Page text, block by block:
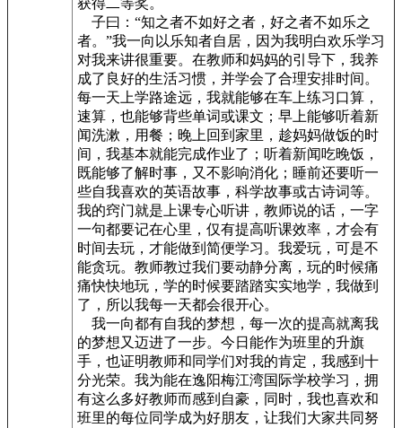
获得二等奖。
子曰：“知之者不如好之者，好之者不如乐之
者。”我一向以乐知者自居，因为我明白欢乐学习
对我来讲很重要。在教师和妈妈的引导下，我养
成了良好的生活习惯，并学会了合理安排时间。
每一天上学路途远，我就能够在车上练习口算，
速算，也能够背些单词或课文；早上能够听着新
闻洗漱，用餐；晚上回到家里，趁妈妈做饭的时
间，我基本就能完成作业了；听着新闻吃晚饭，
既能够了解时事，又不影响消化；睡前还要听一
些自我喜欢的英语故事，科学故事或古诗词等。
我的窍门就是上课专心听讲，教师说的话，一字
一句都要记在心里，仅有提高听课效率，才会有
时间去玩，才能做到简便学习。我爱玩，可是不
能贪玩。教师教过我们要动静分离，玩的时候痛
痛快快地玩，学的时候要踏踏实实地学，我做到
了，所以我每一天都会很开心。
我一向都有自我的梦想，每一次的提高就离我
的梦想又迈进了一步。今日能作为班里的升旗
手，也证明教师和同学们对我的肯定，我感到十
分光荣。我为能在逸阳梅江湾国际学校学习，拥
有这么多好教师而感到自豪，同时，我也喜欢和
班里的每位同学成为好朋友，让我们大家共同努